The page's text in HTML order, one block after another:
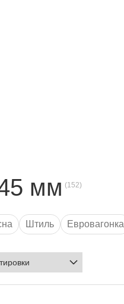
мм
Штиль Евровагонка